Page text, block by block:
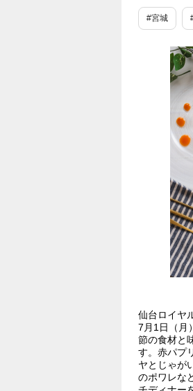
#宮城
仙台ロイヤ
7月1日（月
節の食材と
す。赤パプ
ヤとじゃが
のポワレな